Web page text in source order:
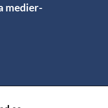
medier-
för både